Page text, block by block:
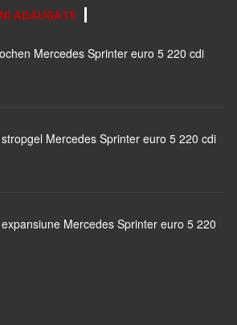
ADAUGATE
Mercedes Sprinter euro 5 220 cdi
Mercedes Sprinter euro 5 220 cdi
Mercedes Sprinter euro 5 220